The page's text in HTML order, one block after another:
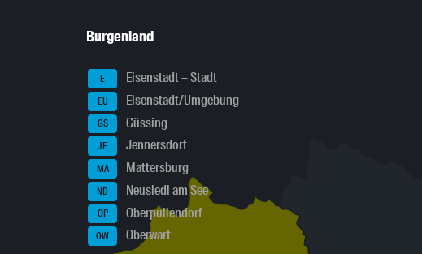
Burgenland
E Eisenstadt – Stadt
EU Eisenstadt/Umgebung
GS Güssing
JE Jennersdorf
MA Mattersburg
ND Neusiedl am See
OP Oberpullendorf
OW Oberwart